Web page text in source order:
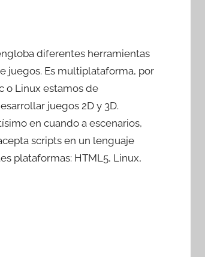
diferentes herramientas
juegos. Es multiplataforma, por
o Linux estamos de
juegos 2D y 3D.
en cuando a escenarios,
scripts en un lenguaje
plataformas: HTML5, Linux,